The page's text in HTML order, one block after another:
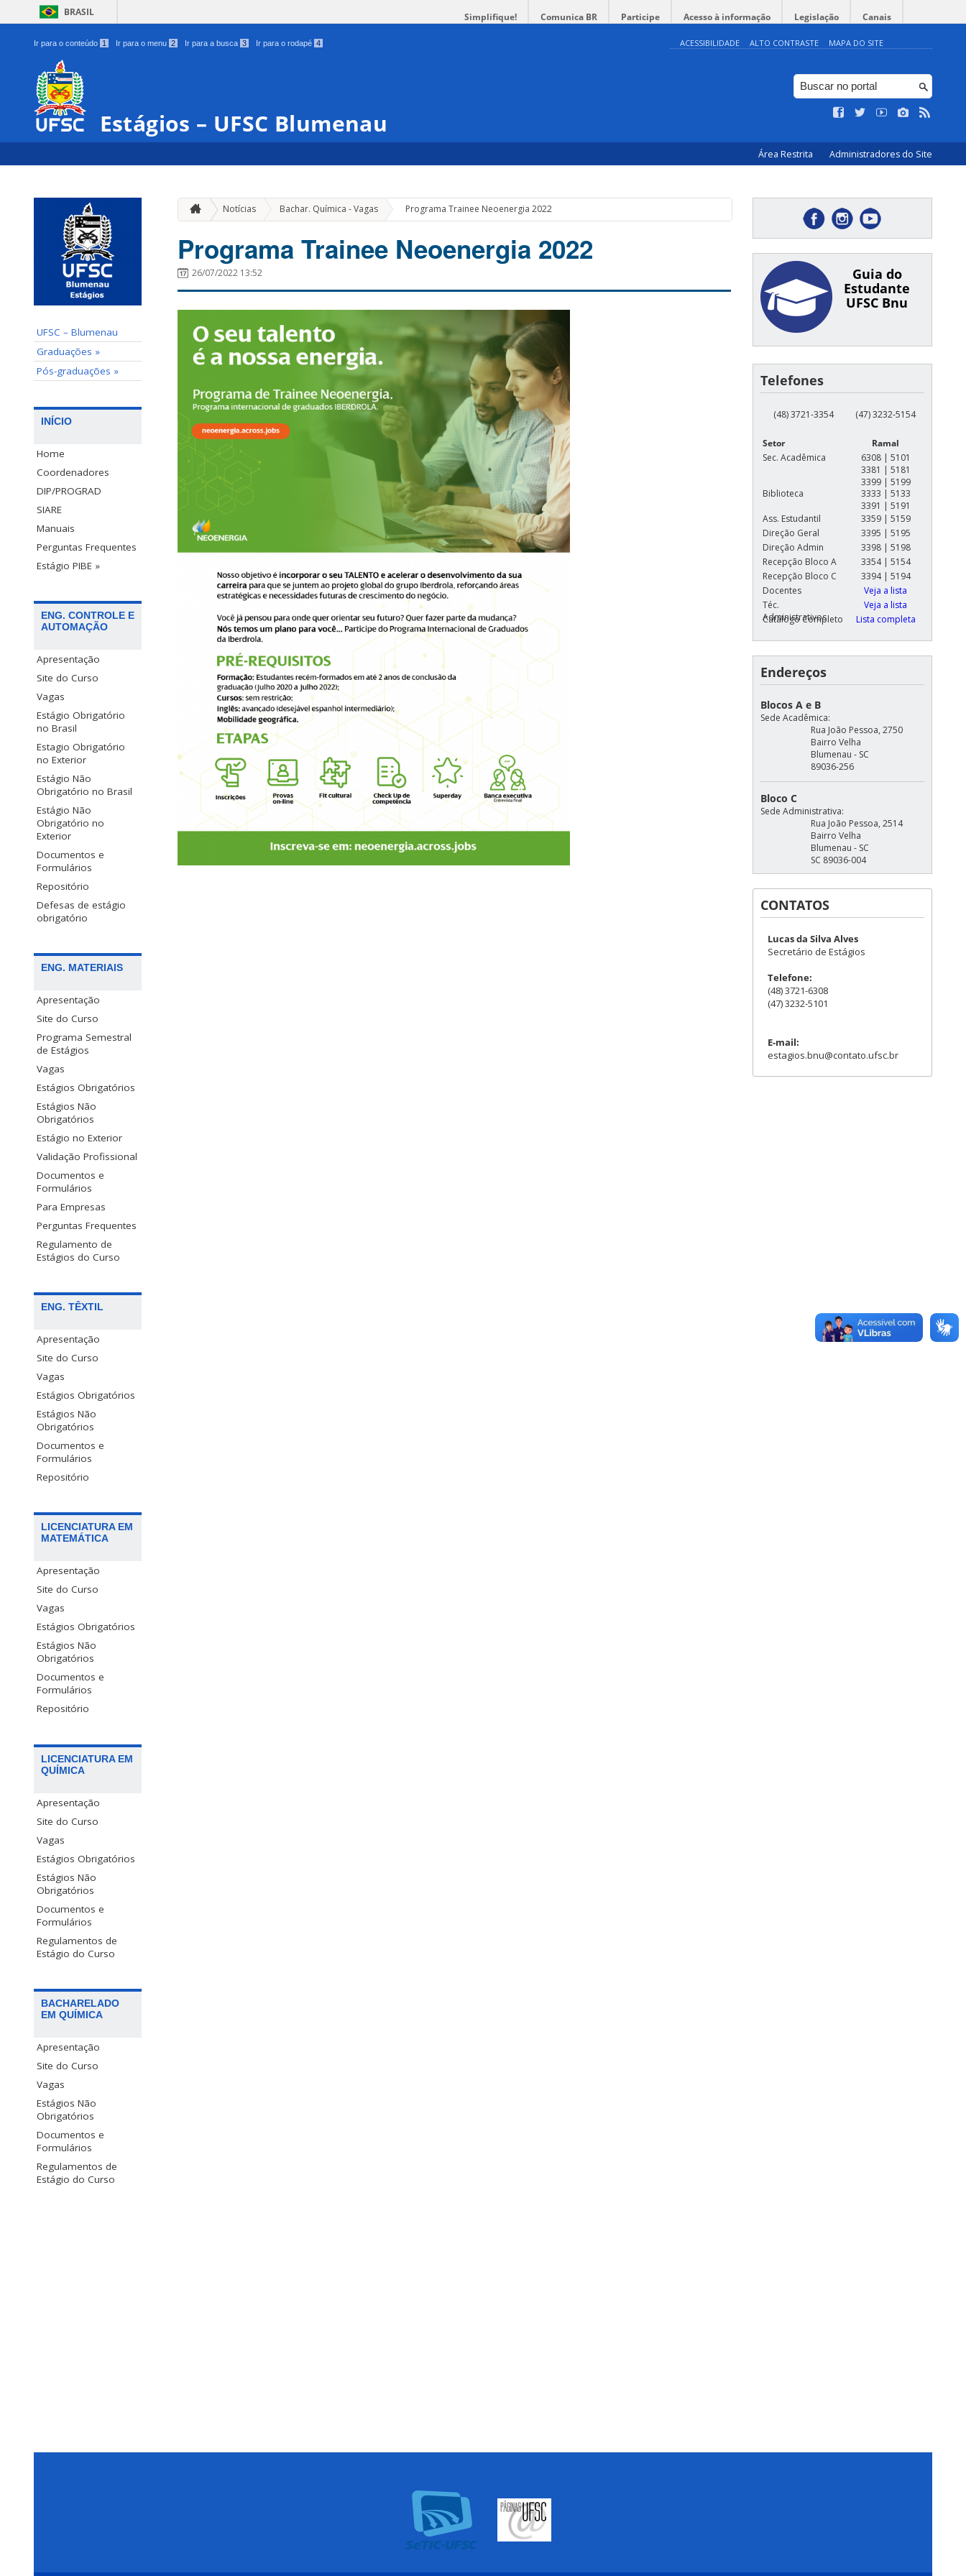
BRASIL Simplifique! Comunica BR Participe Acesso à informação Legislação Canais
Ir para o conteúdo 1 Ir para o menu 2 Ir para a busca 3 Ir para o rodapé 4 ACESSIBILIDADE ALTO CONTRASTE MAPA DO SITE
Estágios – UFSC Blumenau
Área Restrita Administradores do Site
UFSC – Blumenau
Graduações »
Pós-graduações »
INÍCIO
Home
Coordenadores
DIP/PROGRAD
SIARE
Manuais
Perguntas Frequentes
Estágio PIBE »
ENG. CONTROLE E
AUTOMAÇÃO
Apresentação
Site do Curso
Vagas
Estágio Obrigatório
no Brasil
Estagio Obrigatório
no Exterior
Estágio Não
Obrigatório no Brasil
Estágio Não
Obrigatório no
Exterior
Documentos e
Formulários
Repositório
Defesas de estágio
obrigatório
ENG. MATERIAIS
Apresentação
Site do Curso
Programa Semestral
de Estágios
Vagas
Estágios Obrigatórios
Estágios Não
Obrigatórios
Estágio no Exterior
Validação Profissional
Documentos e
Formulários
Para Empresas
Perguntas Frequentes
Regulamento de
Estágios do Curso
ENG. TÊXTIL
Apresentação
Site do Curso
Vagas
Estágios Obrigatórios
Estágios Não
Obrigatórios
Documentos e
Formulários
Repositório
LICENCIATURA EM
MATEMÁTICA
Apresentação
Site do Curso
Vagas
Estágios Obrigatórios
Estágios Não
Obrigatórios
Documentos e
Formulários
Repositório
LICENCIATURA EM
QUÍMICA
Apresentação
Site do Curso
Vagas
Estágios Obrigatórios
Estágios Não
Obrigatórios
Documentos e
Formulários
Regulamentos de
Estágio do Curso
BACHARELADO
EM QUÍMICA
Apresentação
Site do Curso
Vagas
Estágios Não
Obrigatórios
Documentos e
Formulários
Regulamentos de
Estágio do Curso
Notícias Bachar. Química - Vagas » Programa Trainee Neoenergia 2022
Programa Trainee Neoenergia 2022
26/07/2022 13:52
Guia do
Estudante
UFSC Bnu
Telefones
(48) 3721-3354 (47) 3232-5154
Setor
Ramal
Sec. Acadêmica
6308 | 5101
3381 | 5181
3399 | 5199
Biblioteca
3333 | 5133
3391 | 5191
Ass. Estudantil
3359 | 5159
Direção Geral
3395 | 5195
Direção Admin
3398 | 5198
Recepção Bloco A
3354 | 5154
Recepção Bloco C
3394 | 5194
Docentes
Veja a lista
Téc.
Administrativos
Veja a lista
Catálogo Completo
Lista completa
Endereços
Blocos A e B
Sede Acadêmica:
Rua João Pessoa, 2750
Bairro Velha
Blumenau - SC
89036-256
Bloco C
Sede Administrativa:
Rua João Pessoa, 2514
Bairro Velha
Blumenau - SC
SC 89036-004
CONTATOS
Lucas da Silva Alves
Secretário de Estágios
Telefone:
(48) 3721-6308
(47) 3232-5101
E-mail:
estagios.bnu@contato.ufsc.br